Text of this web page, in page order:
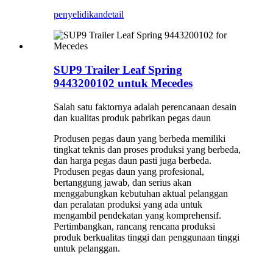
penyelidikandetail
SUP9 Trailer Leaf Spring
9443200102 untuk Mecedes
Salah satu faktornya adalah perencanaan desain
dan kualitas produk pabrikan pegas daun
Produsen pegas daun yang berbeda memiliki
tingkat teknis dan proses produksi yang berbeda,
dan harga pegas daun pasti juga berbeda.
Produsen pegas daun yang profesional,
bertanggung jawab, dan serius akan
menggabungkan kebutuhan aktual pelanggan
dan peralatan produksi yang ada untuk
mengambil pendekatan yang komprehensif.
Pertimbangkan, rancang rencana produksi
produk berkualitas tinggi dan penggunaan tinggi
untuk pelanggan.